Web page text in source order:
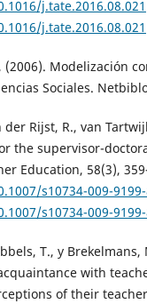
j.tate.2016.08.021
j.tate.2016.08.021
(2006). Modelización
Sociales.
Rijst, R., van
the supervisor-
Education, 58(3),
s10734-009-
s10734-009-
T., y Brekelmans,
with
of their